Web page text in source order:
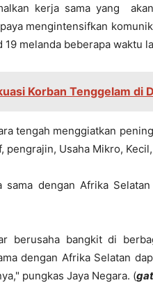
kerja sama yang
mengintensifkan
melanda beberapa waktu
Korban Tenggelam di
tengah menggiatkan
Usaha Mikro,
dengan Afrika
berusaha bangkit di
dengan Afrika Selatan
pungkas Jaya Negara. (